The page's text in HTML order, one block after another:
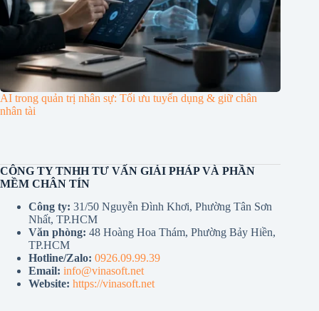
AI trong quản trị nhân sự: Tối ưu tuyển dụng & giữ chân
nhân tài
CÔNG TY TNHH TƯ VẤN GIẢI PHÁP VÀ PHẦN
MỀM CHÂN TÍN
Công ty: 31/50 Nguyễn Đình Khơi, Phường Tân Sơn
Nhất, TP.HCM
Văn phòng: 48 Hoàng Hoa Thám, Phường Bảy Hiền,
TP.HCM
Hotline/Zalo: 0926.09.99.39
Email: info@vinasoft.net
Website: https://vinasoft.net